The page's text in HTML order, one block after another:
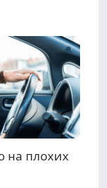
на плохих